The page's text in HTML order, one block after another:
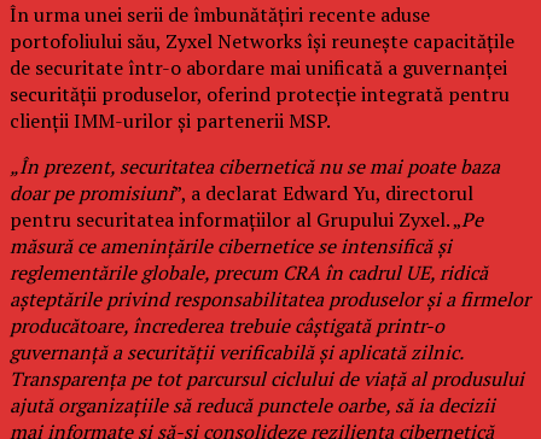
În urma unei serii de îmbunătățiri recente aduse
portofoliului său, Zyxel Networks își reunește capacitățile
de securitate într-o abordare mai unificată a guvernanței
securității produselor, oferind protecție integrată pentru
clienții IMM-urilor și partenerii MSP.
„În prezent, securitatea cibernetică nu se mai poate baza
doar pe promisiuni”, a declarat Edward Yu, directorul
pentru securitatea informațiilor al Grupului Zyxel. „Pe
măsură ce amenințările cibernetice se intensifică și
reglementările globale, precum CRA în cadrul UE, ridică
așteptările privind responsabilitatea produselor și a firmelor
producătoare, încrederea trebuie câștigată printr-o
guvernanță a securității verificabilă și aplicată zilnic.
Transparența pe tot parcursul ciclului de viață al produsului
ajută organizațiile să reducă punctele oarbe, să ia decizii
mai informate și să-și consolideze reziliența cibernetică